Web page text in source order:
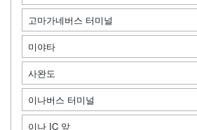
고마가네버스 터미널
미야타
사완도
이나버스 터미널
이나 IC 앞